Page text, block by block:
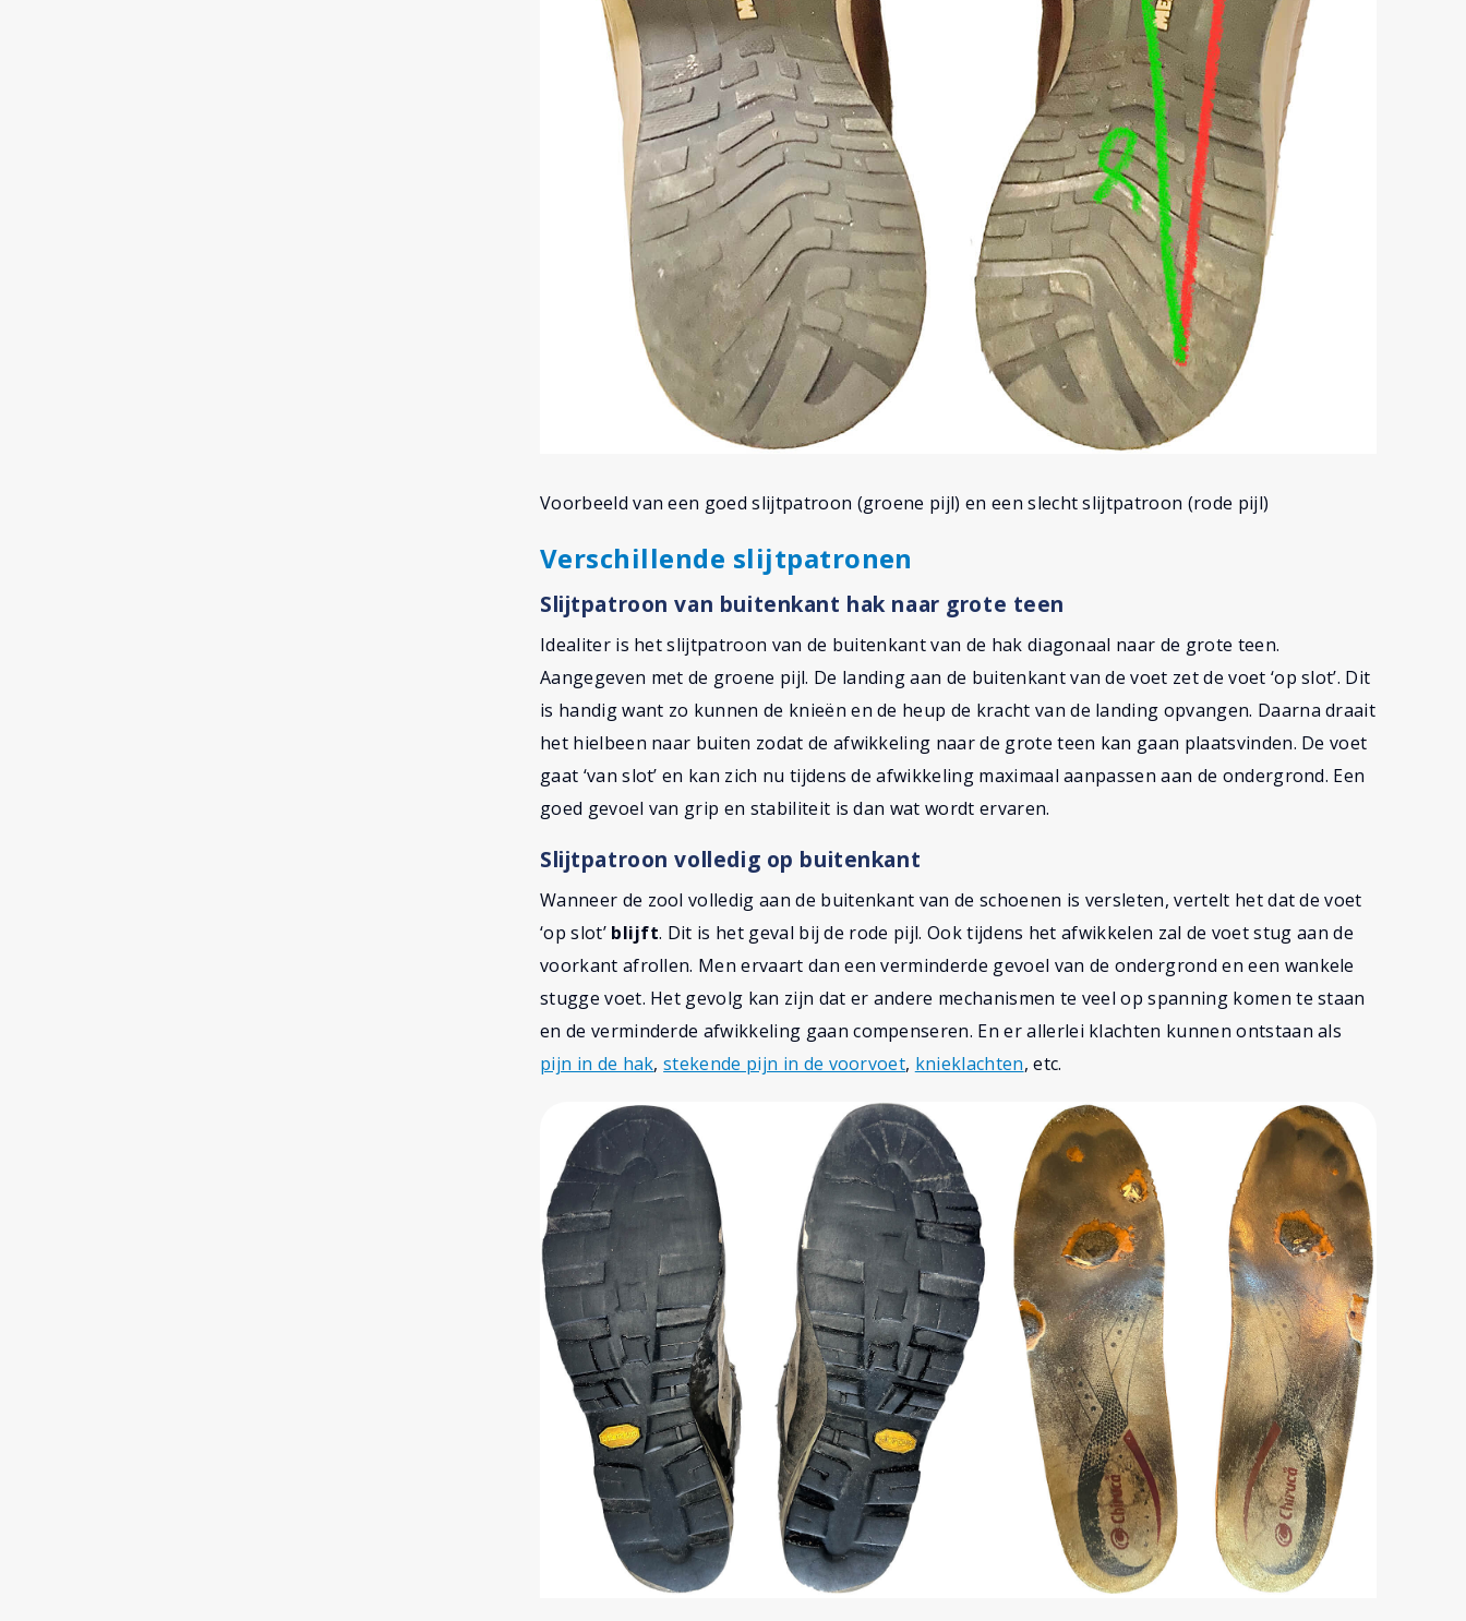
Voorbeeld van een goed slijtpatroon (groene pijl) en een slecht slijtpatroon (rode pijl)
Verschillende slijtpatronen
Slijtpatroon van buitenkant hak naar grote teen
Idealiter is het slijtpatroon van de buitenkant van de hak diagonaal naar de grote teen.
Aangegeven met de groene pijl. De landing aan de buitenkant van de voet zet de voet ‘op slot’. Dit
is handig want zo kunnen de knieën en de heup de kracht van de landing opvangen. Daarna draait
het hielbeen naar buiten zodat de afwikkeling naar de grote teen kan gaan plaatsvinden. De voet
gaat ‘van slot’ en kan zich nu tijdens de afwikkeling maximaal aanpassen aan de ondergrond. Een
goed gevoel van grip en stabiliteit is dan wat wordt ervaren.
Slijtpatroon volledig op buitenkant
Wanneer de zool volledig aan de buitenkant van de schoenen is versleten, vertelt het dat de voet
‘op slot’ blijft. Dit is het geval bij de rode pijl. Ook tijdens het afwikkelen zal de voet stug aan de
voorkant afrollen. Men ervaart dan een verminderde gevoel van de ondergrond en een wankele
stugge voet. Het gevolg kan zijn dat er andere mechanismen te veel op spanning komen te staan
en de verminderde afwikkeling gaan compenseren. En er allerlei klachten kunnen ontstaan als
pijn in de hak,stekende pijn in de voorvoet, knieklachten, etc.